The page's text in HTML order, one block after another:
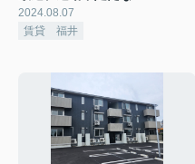
2024.08.07
賃貸 福井